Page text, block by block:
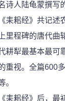
诗人陆龟蒙撰写
耒耜经》共记述
里程碑的唐代曲
耕犁最基本最可
重视。全篇600
。
耜经》后，最